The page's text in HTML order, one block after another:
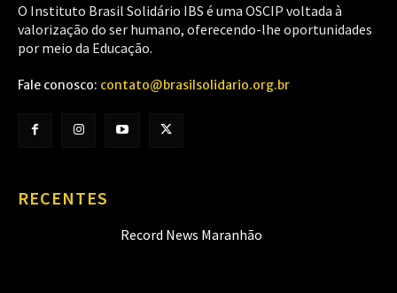
O Instituto Brasil Solidário IBS é uma OSCIP voltada à
valorização do ser humano, oferecendo-lhe oportunidades
por meio da Educação.
Fale conosco: contato@brasilsolidario.org.br
RECENTES
Record News Maranhão